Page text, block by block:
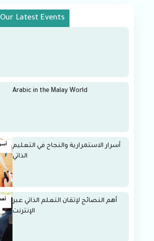
Our Latest Events
Arabic in the Malay World
أسرار الاستمرارية والنجاح في التعليم
الذاتي
أهم النصائح لإتقان التعلم الذاتي عبر
الإنترنت